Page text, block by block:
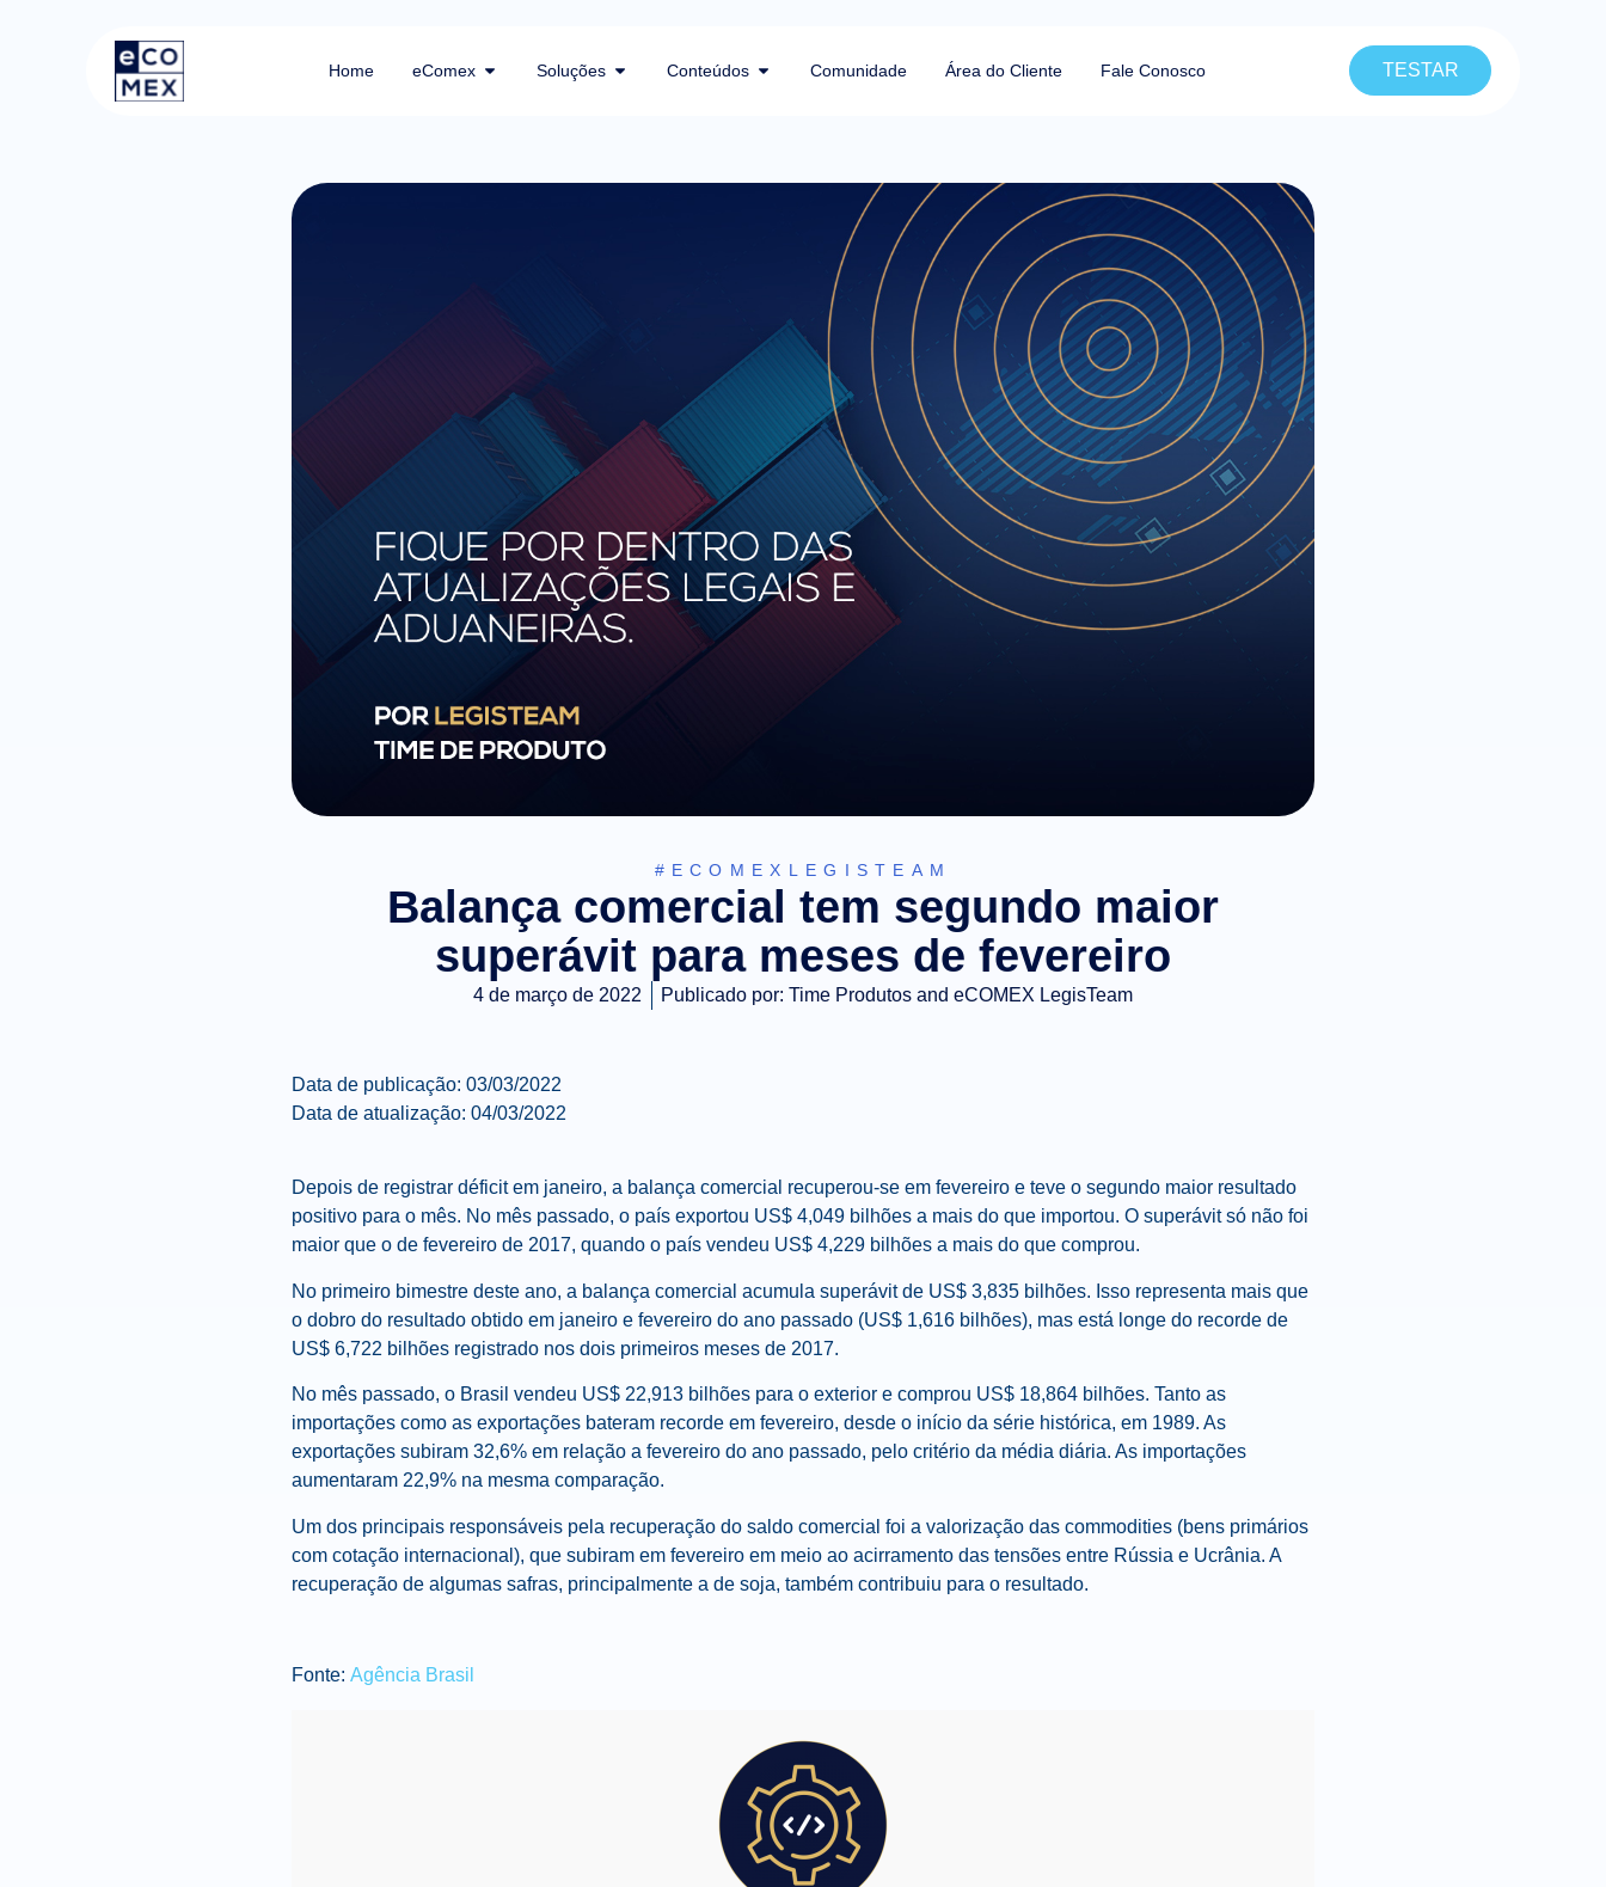
Home eComex Soluções Conteúdos Comunidade Área do Cliente Fale Conosco TESTAR
#ECOMEXLEGISTEAM
Balança comercial tem segundo maior
superávit para meses de fevereiro
4 de março de 2022 Publicado por: Time Produtos and eCOMEX LegisTeam
Data de publicação: 03/03/2022
Data de atualização: 04/03/2022
Depois de registrar déficit em janeiro, a balança comercial recuperou-se em fevereiro e teve o segundo maior resultado
positivo para o mês. No mês passado, o país exportou US$ 4,049 bilhões a mais do que importou. O superávit só não foi
maior que o de fevereiro de 2017, quando o país vendeu US$ 4,229 bilhões a mais do que comprou.
No primeiro bimestre deste ano, a balança comercial acumula superávit de US$ 3,835 bilhões. Isso representa mais que
o dobro do resultado obtido em janeiro e fevereiro do ano passado (US$ 1,616 bilhões), mas está longe do recorde de
US$ 6,722 bilhões registrado nos dois primeiros meses de 2017.
No mês passado, o Brasil vendeu US$ 22,913 bilhões para o exterior e comprou US$ 18,864 bilhões. Tanto as
importações como as exportações bateram recorde em fevereiro, desde o início da série histórica, em 1989. As
exportações subiram 32,6% em relação a fevereiro do ano passado, pelo critério da média diária. As importações
aumentaram 22,9% na mesma comparação.
Um dos principais responsáveis pela recuperação do saldo comercial foi a valorização das commodities (bens primários
com cotação internacional), que subiram em fevereiro em meio ao acirramento das tensões entre Rússia e Ucrânia. A
recuperação de algumas safras, principalmente a de soja, também contribuiu para o resultado.
Fonte: Agência Brasil